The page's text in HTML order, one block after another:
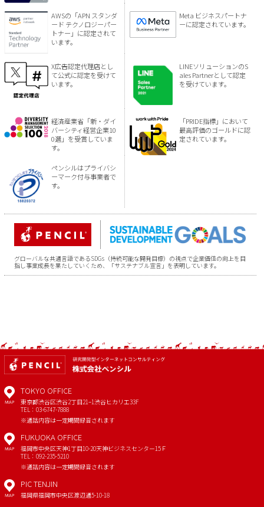
AWSの「APN スタンダ
ード テクノロジーパー
トナー」に認定されて
います。
Meta ビジネスパートナ
ーに認定されています。
X広告認定代理店とし
て公式に認定を受けて
います。
LINEソリューションのS
ales Partnerとして認定
を受けています。
経済産業省「新・ダイ
バーシティ経営企業10
0選」を受賞していま
す。
「PRIDE指標」において
最高評価のゴールドに認
定されています。
ペンシルはプライバシ
ーマーク付与事業者で
す。
グローバルな共通言語であるSDGs（持続可能な開発目標）の視点で企業価値の向上を目
指し事業成長を果たしていくため、「サステナブル宣言」を表明しています。
MAP
TOKYO OFFICE
東京都渋谷区渋谷2丁目21−1渋谷ヒカリエ33F
TEL：03-6747-7888
※通話内容は一定期間録音されます
MAP
FUKUOKA OFFICE
福岡市中央区天神1丁目10-20天神ビジネスセンター15Ｆ
TEL：092-235-5210
※通話内容は一定期間録音されます
MAP
PIC TENJIN
福岡県福岡市中央区渡辺通5-10-18